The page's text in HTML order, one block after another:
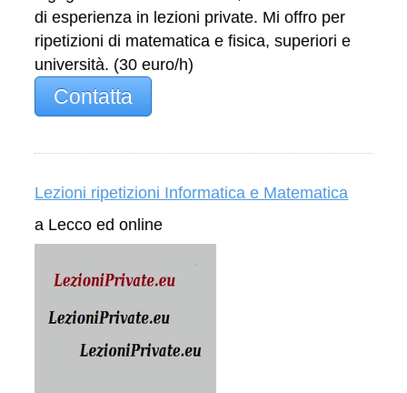
di esperienza in lezioni private. Mi offro per
ripetizioni di matematica e fisica, superiori e
università. (30 euro/h)
Contatta
Lezioni ripetizioni Informatica e Matematica
a Lecco ed online